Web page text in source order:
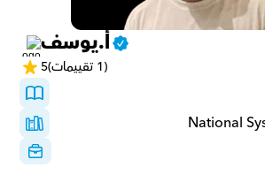
أ.يوسف
5 (1 تقييمات)